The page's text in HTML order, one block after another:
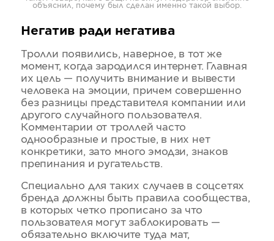
объяснил, почему был сделан именно такой выбор.
Негатив ради негатива
Тролли появились, наверное, в тот же
момент, когда зародился интернет. Главная
их цель — получить внимание и вывести
человека на эмоции, причем совершенно
без разницы представителя компании или
другого случайного пользователя.
Комментарии от троллей часто
однообразные и простые, в них нет
конкретики, зато много эмодзи, знаков
препинания и ругательств.
Специально для таких случаев в соцсетях
бренда должны быть правила сообщества,
в которых четко прописано за что
пользователя могут заблокировать —
обязательно включите туда мат,